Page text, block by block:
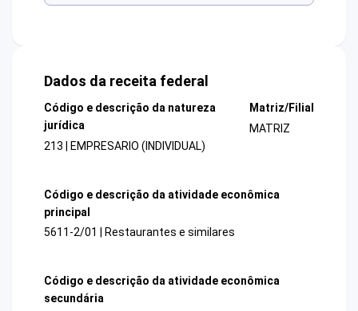
Dados da receita federal
Código e descrição da natureza
jurídica
213 | EMPRESARIO (INDIVIDUAL)
Matriz/Filial
MATRIZ
Código e descrição da atividade econômica
principal
5611-2/01 | Restaurantes e similares
Código e descrição da atividade econômica
secundária